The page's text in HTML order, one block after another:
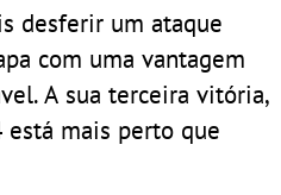
desferir um ataque
com uma vantagem
A sua terceira vitória,
mais perto que